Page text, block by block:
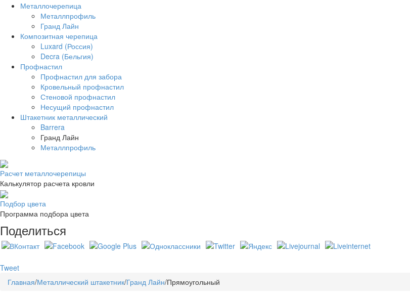
Металлочерепица
Металлпрофиль
Гранд Лайн
Композитная черепица
Luxard (Россия)
Decra (Бельгия)
Профнастил
Профнастил для забора
Кровельный профнастил
Стеновой профнастил
Несущий профнастил
Штакетник металлический
Barrera
Гранд Лайн
Металлпрофиль
Расчет металлочерепицы
Калькулятор расчета кровли
Подбор цвета
Программа подбора цвета
Поделиться
Tweet
Главная/Металлический штакетник/Гранд Лайн/Прямоугольный